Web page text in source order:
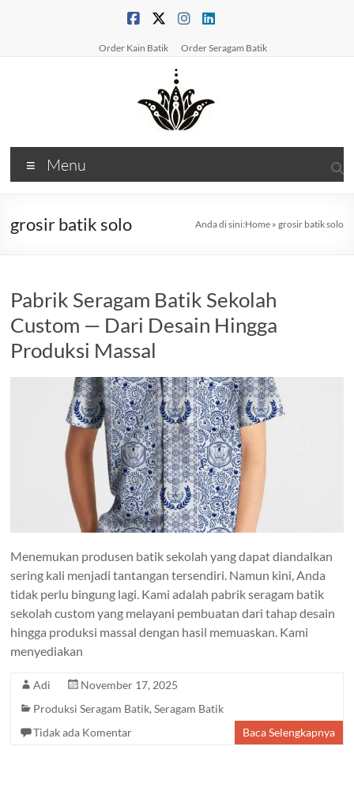
Order Kain Batik Order Seragam Batik
PabrikBatikPrinting
Produsen
&
&
Seragam
Batik
Berkualitas
Menu
grosir batik solo Anda di sini:Home» grosir batik solo
Pabrik Seragam Batik Sekolah
Custom — Dari Desain Hingga
Produksi Massal
Menemukan produsen batik sekolah yang dapat diandalkan
sering kali menjadi tantangan tersendiri. Namun kini, Anda
tidak perlu bingung lagi. Kami adalah pabrik seragam batik
sekolah custom yang melayani pembuatan dari tahap desain
hingga produksi massal dengan hasil memuaskan. Kami
menyediakan
Adi
November 17, 2025
Produksi Seragam Batik,Seragam Batik
Tidak ada Komentar
Baca Selengkapnya